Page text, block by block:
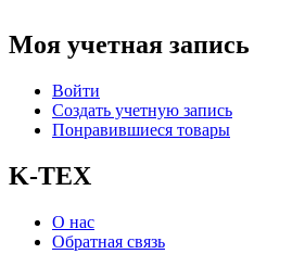
Моя учетная запись
Войти
Создать учетную запись
Понравившиеся товары
K-TEX
О нас
Обратная связь